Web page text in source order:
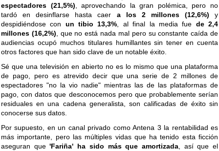
espectadores (21,5%) , aprovechando la gran polémica, pero no
tardó en desinflarse hasta caer a los 2 millones (12,6%) y
despidiéndose con un tibio 13,3% , al final la media fue de 2,4
millones (16,2%) , que no está nada mal pero su constante caída de
audiencias ocupó muchos titulares humillantes sin tener en cuenta
otros factores que han sido clave de un notable éxito.
Sé que una televisión en abierto no es lo mismo que una plataforma
de pago, pero es atrevido decir que una serie de 2 millones de
espectadores "no la vio nadie" mientras las de las plataformas de
pago, con datos que desconocemos pero que probablemente serían
residuales en una cadena generalista, son calificadas de éxito sin
conocerse sus datos.
Por supuesto, en un canal privado como Antena 3 la rentabilidad es
más importante, pero las múltiples vidas que ha tenido esta ficción
aseguran que'Fariña' ha sido más que amortizada, así que el